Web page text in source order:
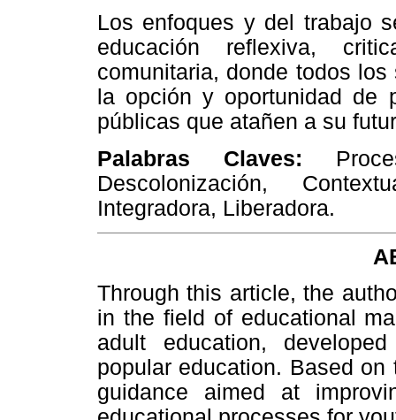
Los enfoques y del trabajo
educación reflexiva,
comunitaria, donde todos
la opción y oportunidad de
públicas que atañen a su
Palabras Claves:
Descolonización,
Integradora, Liberadora.
Through this article, the
in the field of educational
adult education,
popular education. Based
guidance aimed at